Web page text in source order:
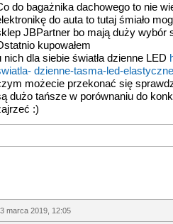
do bagażnika dachowego to nie
do auta to tutaj śmiało
JBPartner bo mają duży wybór
kupowałem
nich dla siebie światła dzienne LED
dzienne-tasma-led-
możecie przekonać się
dużo tańsze w porównaniu do
:)
marca 2019, 12:05